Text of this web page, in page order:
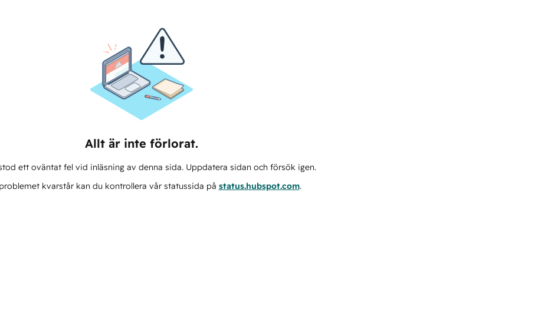
Allt är inte förlorat.
ett oväntat fel vid inläsning av denna sida. Uppdatera sidan och försök igen.
kvarstår kan du kontrollera vår statussida på status.hubspot.com.